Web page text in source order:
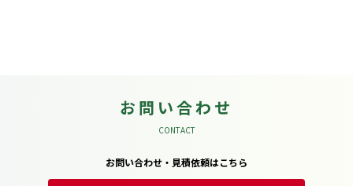
お問い合わせ
CONTACT
お問い合わせ・見積依頼はこちら